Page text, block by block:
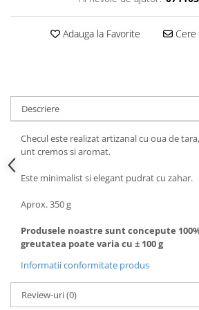
Adauga la Favorite Cere
Descriere
Checul este realizat artizanal cu oua de
unt cremos si aromat.
Este minimalist si elegant pudrat cu zahar.
Aprox. 350 g
Produsele noastre sunt concepute
greutatea poate varia cu ± 100 g
Informatii conformitate produs
Review-uri(0)